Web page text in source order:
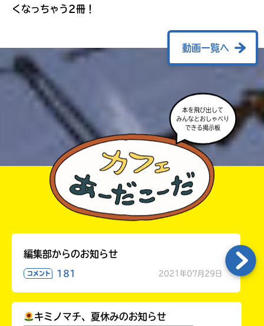
くなっちゃう2冊！
動画一覧へ
本を飛び出して
みんなとおしゃべり
できる掲示板
編集部からのお知らせ
コメント 181 2021年07月29日
キミノマチ、夏休みのお知らせ